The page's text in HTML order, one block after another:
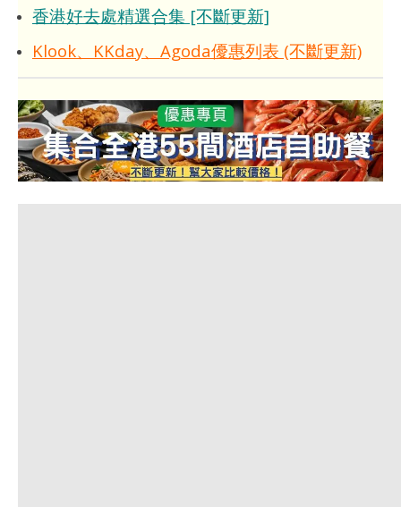
香港好去處精選合集 [不斷更新]
Klook、KKday、Agoda優惠列表 (不斷更新)